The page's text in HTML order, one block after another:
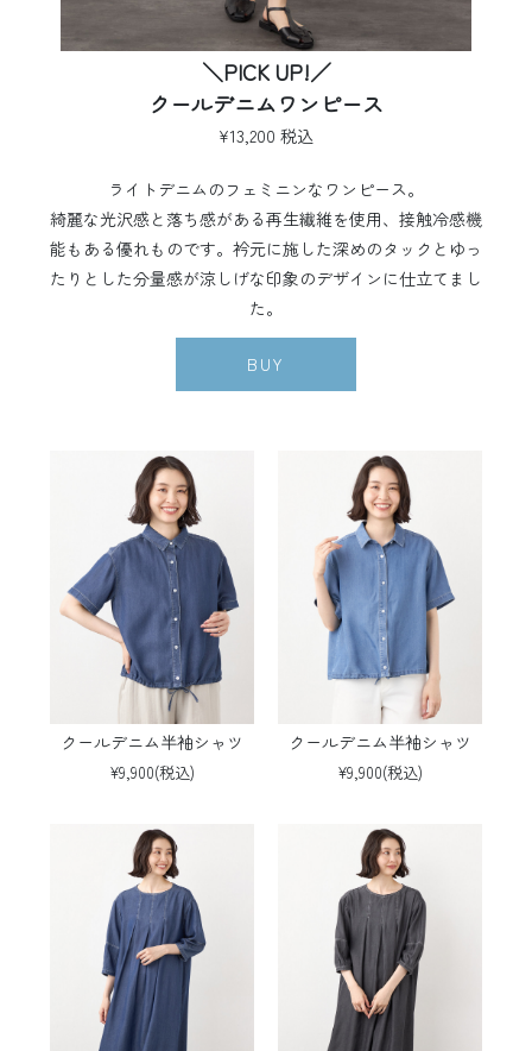
＼PICK UP!／
クールデニムワンピース
¥13,200 税込
ライトデニムのフェミニンなワンピース。
綺麗な光沢感と落ち感がある再生繊維を使用、接触冷感機
能もある優れものです。衿元に施した深めのタックとゆっ
たりとした分量感が涼しげな印象のデザインに仕立てまし
た。
BUY
クールデニム半袖シャツ
¥9,900(税込)
クールデニム半袖シャツ
¥9,900(税込)